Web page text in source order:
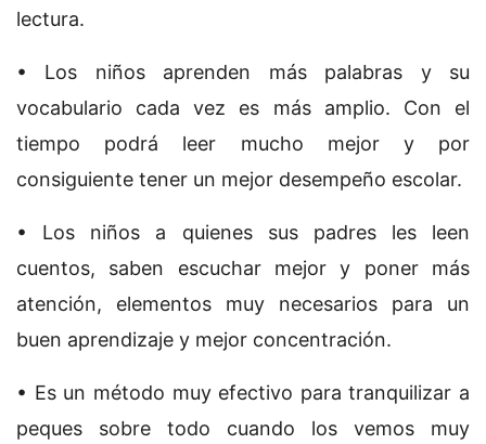
lectura.
• Los niños aprenden más palabras y su
vocabulario cada vez es más amplio. Con el
tiempo podrá leer mucho mejor y por
consiguiente tener un mejor desempeño escolar.
• Los niños a quienes sus padres les leen
cuentos, saben escuchar mejor y poner más
atención, elementos muy necesarios para un
buen aprendizaje y mejor concentración.
• Es un método muy efectivo para tranquilizar a
peques sobre todo cuando los vemos muy